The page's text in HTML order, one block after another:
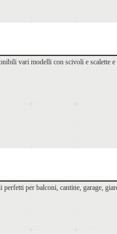
vari modelli con scivoli e scalette
per balconi, cantine, garage,